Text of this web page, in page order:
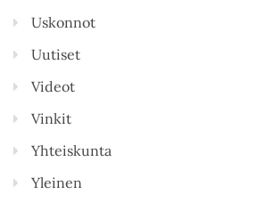
Uskonnot
Uutiset
Videot
Vinkit
Yhteiskunta
Yleinen